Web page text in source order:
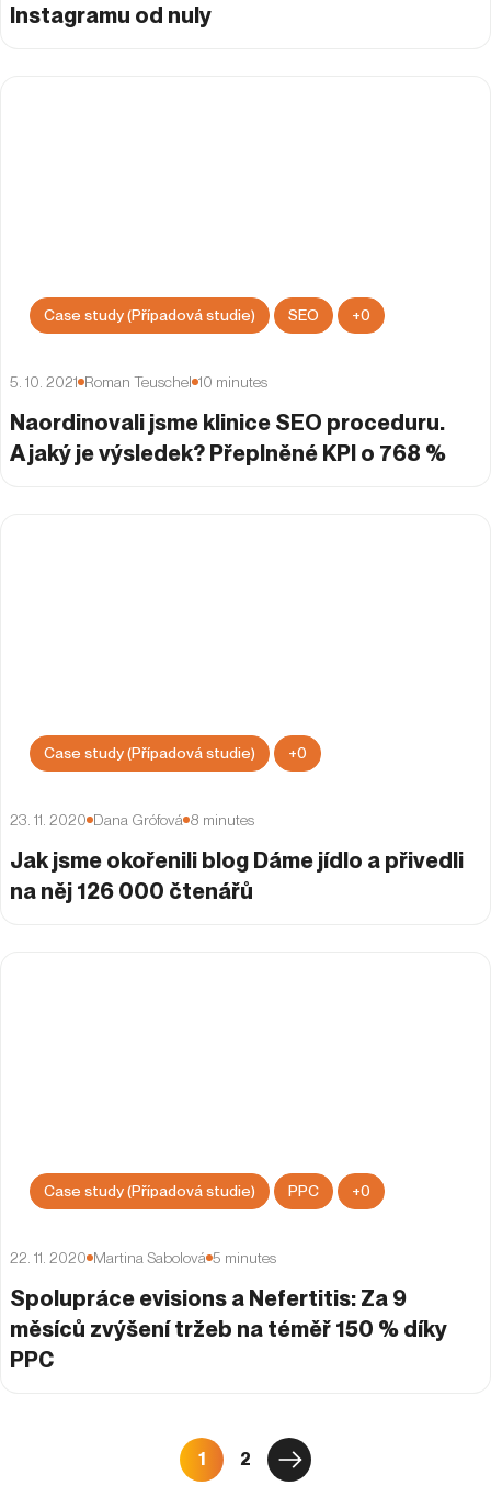
Instagramu od nuly
5. 10. 2021 Roman Teuschel 10 minutes
Naordinovali jsme klinice SEO proceduru.
A jaký je výsledek? Přeplněné KPI o 768 %
Case study (Případová studie) SEO +0
23. 11. 2020 Dana Grófová 8 minutes
Jak jsme okořenili blog Dáme jídlo a přivedli
na něj 126 000 čtenářů
Case study (Případová studie) +0
22. 11. 2020 Martina Sabolová 5 minutes
Spolupráce evisions a Nefertitis: Za 9
měsíců zvýšení tržeb na téměř 150 % díky
PPC
Case study (Případová studie) PPC +0
1 2